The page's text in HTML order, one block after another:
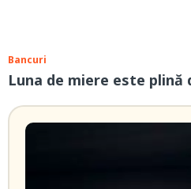
Bancuri
Luna de miere este plină